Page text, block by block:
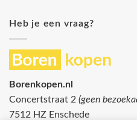
Heb je een vraag?
Borenkopen.nl
Concertstraat 2 (geen
7512 HZ Enschede